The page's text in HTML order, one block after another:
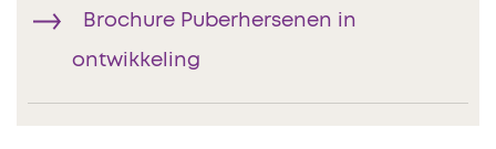
Brochure Puberhersenen in
ontwikkeling